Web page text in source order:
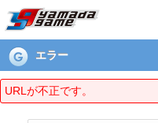
エラーページ
エラー
URLが不正です。